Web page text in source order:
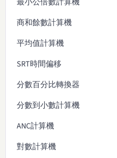
商和餘數計算機
平均值計算機
SRT時間偏移
分數百分比轉換器
分數到小數計算機
ANC計算機
對數計算機